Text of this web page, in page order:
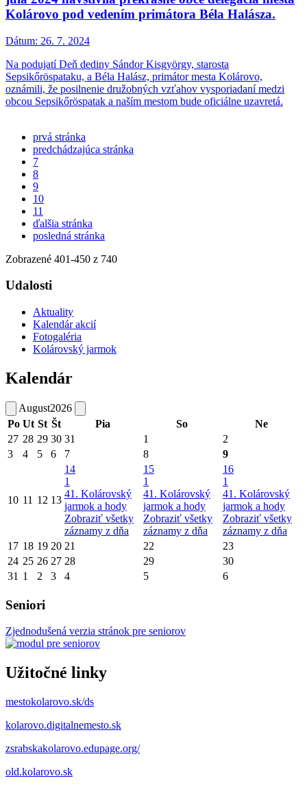
Kolárovo pod vedením primátora Béla Halásza.
Dátum: 26. 7. 2024
Na podujatí Deň dediny Sándor Kisgyörgy, starosta
Sepsikőröspataku, a Béla Halász, primátor mesta Kolárovo,
oznámili, že posilnenie družobných vzťahov vysporiadaní medzi
obcou Sepsikőröspatak a naším mestom bude oficiálne uzavretá.
prvá stránka
predchádzajúca stránka
7
8
9
10
11
ďalšia stránka
posledná stránka
Zobrazené 401-450 z 740
Udalosti
Aktuality
Kalendár akcií
Fotogaléria
Kolárovský jarmok
Kalendár
August2026
Po Ut St Št Pia So
Ne
27 28 29 30 31 1
2
3
4 5 6 7 8 9
10 11 12 13
14
1
41. Kolárovský
jarmok a hody
Zobraziť všetky
záznamy z dňa
15
1
41. Kolárovský
jarmok a hody
Zobraziť všetky
záznamy z dňa
16
1
41. Kolárovský
jarmok a hody
Zobraziť všetky
záznamy z dňa
17 18 19 20 21 22
23
24 25 26 27 28 29
30
31 1 2 3 4 5 6
Seniori
Zjednodušená verzia stránok pre seniorov
Užitočné linky
mestokolarovo.sk/ds
kolarovo.digitalnemesto.sk
zsrabskakolarovo.edupage.org/
old.kolarovo.sk